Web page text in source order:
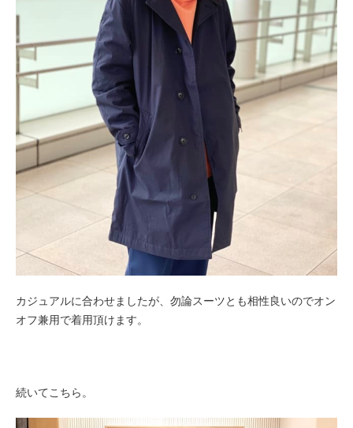
カジュアルに合わせましたが、勿論スーツとも相性良いのでオン
オフ兼用で着用頂けます。
続いてこちら。